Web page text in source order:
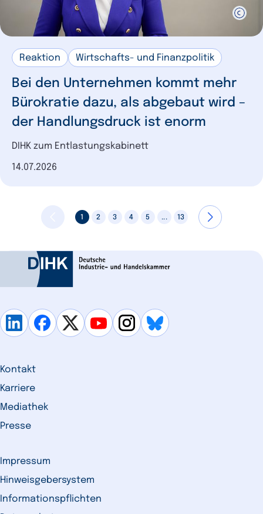
Reaktion Wirtschafts- und Finanzpolitik
Bei den Unternehmen kommt mehr
Bürokratie dazu, als abgebaut wird –
der Handlungsdruck ist enorm
DIHK zum Entlastungskabinett
Datum der Veröffentlichung
14.07.2026
2 3 4 5 ... 13
Kontakt
Karriere
Mediathek
Presse
Impressum
Hinweisgebersystem
Informationspflichten